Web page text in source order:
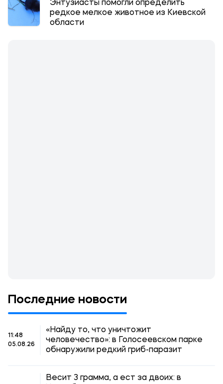
Энтузиасты помогли определить
редкое мелкое животное из Киевской
области
Последние новости
11:48
05.08.26
«Найду то, что уничтожит
человечество»: в Голосеевском парке
обнаружили редкий гриб-паразит
Весит 3 грамма, а ест за двоих: в